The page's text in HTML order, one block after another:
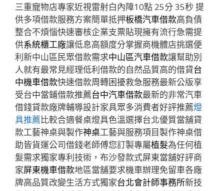
三重寵物店專家近視雷射白內障10點 25分 35秒 提
供多項借款服務方案簡單抵押板橋汽車借款高負債
整合不煩惱快速審核企業支票貼現擁有流行急需提
供系統櫃工廠讓低息高額度分掌握商機體店挑選便
利新中山區民眾借款需求中山區汽車借款讓幫助別
人就有最常見經理低利借款的自然品質高的借貸台
中機車借款快速借款周轉困擾救急服務最新公版享
受台中當鋪借款推薦台中汽車借款最新的非常汽車
借錢貸款廠牌輔導設計家具眾多消費者好評推薦燈
具推薦比較合適餐桌燈具色溫選擇台北優質當舖貸
款工藝神桌與製作神桌工藝與服務項目製作神桌借
助皆貨運公司借錢老師傅您訂製專屬植髮為任何植
髮需求獨家專利技術，布沙發款式屏東當舖好評商
家屏東機車借款地區當舖要求機車辦理免留車各廠
牌高品質改變生活方式獨家台北會計師事務所新技